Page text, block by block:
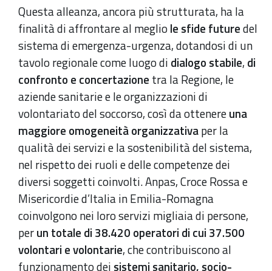
Questa alleanza, ancora più strutturata, ha la
finalità di affrontare al megliole sfide futuredel
sistema di emergenza-urgenza, dotandosi di un
tavolo regionale come luogo di dialogo stabile, di
confronto e concertazione tra la Regione, le
aziende sanitarie e le organizzazioni di
volontariato del soccorso, così da ottenereuna
maggiore omogeneità organizzativaper la
qualità dei servizi e la sostenibilità del sistema,
nel rispetto dei ruoli e delle competenze dei
diversi soggetti coinvolti. Anpas, Croce Rossa e
Misericordie d’Italia in Emilia-Romagna
coinvolgono nei loro servizi migliaia di persone,
perun totale di 38.420 operatori di cui 37.500
volontari e volontarie, che contribuiscono al
funzionamento dei sistemi sanitario, socio-